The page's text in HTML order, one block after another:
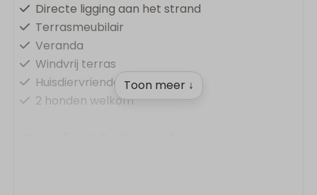
Directe ligging aan het strand
Terrasmeubilair
Veranda
Windvrij terras
Huisdiervriendelijk
2 honden welkom
Toon meer ↓